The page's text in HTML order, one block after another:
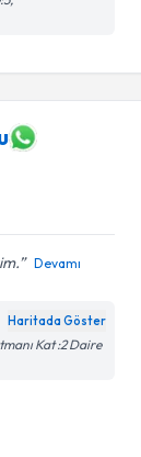
Devamı
Haritada Göster
Kat :2 Daire